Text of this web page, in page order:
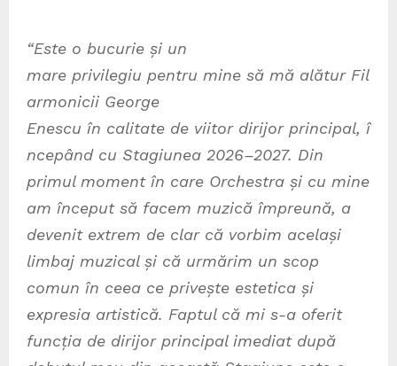
“Este o bucurie și un
mare privilegiu pentru mine să mă alătur Fil
armonicii George
Enescu în calitate de viitor dirijor principal, î
ncepând cu Stagiunea 2026–2027. Din
primul moment în care Orchestra și cu mine
am început să facem muzică împreună, a
devenit extrem de clar că vorbim același
limbaj muzical și că urmărim un scop
comun în ceea ce privește estetica și
expresia artistică. Faptul că mi s-a oferit
funcția de dirijor principal imediat după